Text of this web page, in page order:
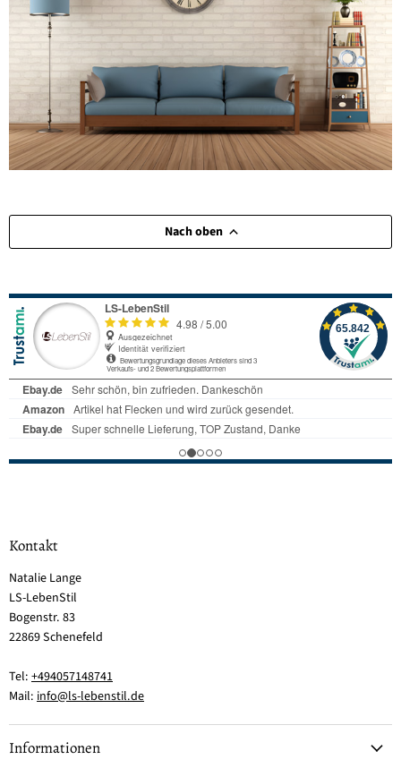
Nach oben
Kontakt
Natalie Lange
LS-LebenStil
Bogenstr. 83
22869 Schenefeld
Tel: +494057148741
Mail: info@ls-lebenstil.de
Informationen